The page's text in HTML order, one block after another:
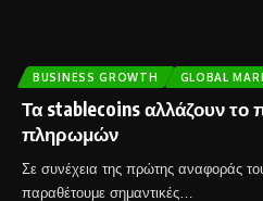
BUSINESS GROWTH GLOBAL
Τα stablecoins αλλάζουν το
πληρωμών
Σε συνέχεια της πρώτης αναφοράς
παραθέτουμε σημαντικές…